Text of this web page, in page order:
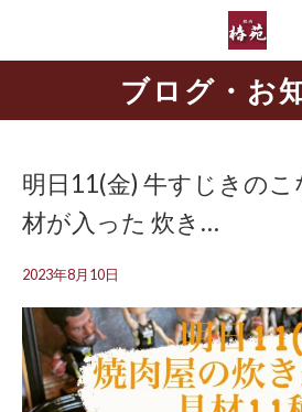
ブログ・お
明日11(金) 牛すじきの
材が入った 炊き…
2023年8月10日